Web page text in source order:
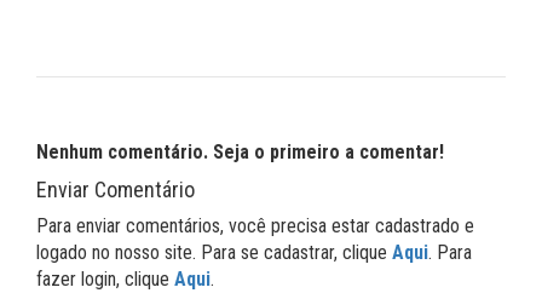
Nenhum comentário. Seja o primeiro a comentar!
Enviar Comentário
Para enviar comentários, você precisa estar cadastrado e
logado no nosso site. Para se cadastrar, clique Aqui. Para
fazer login, clique Aqui.